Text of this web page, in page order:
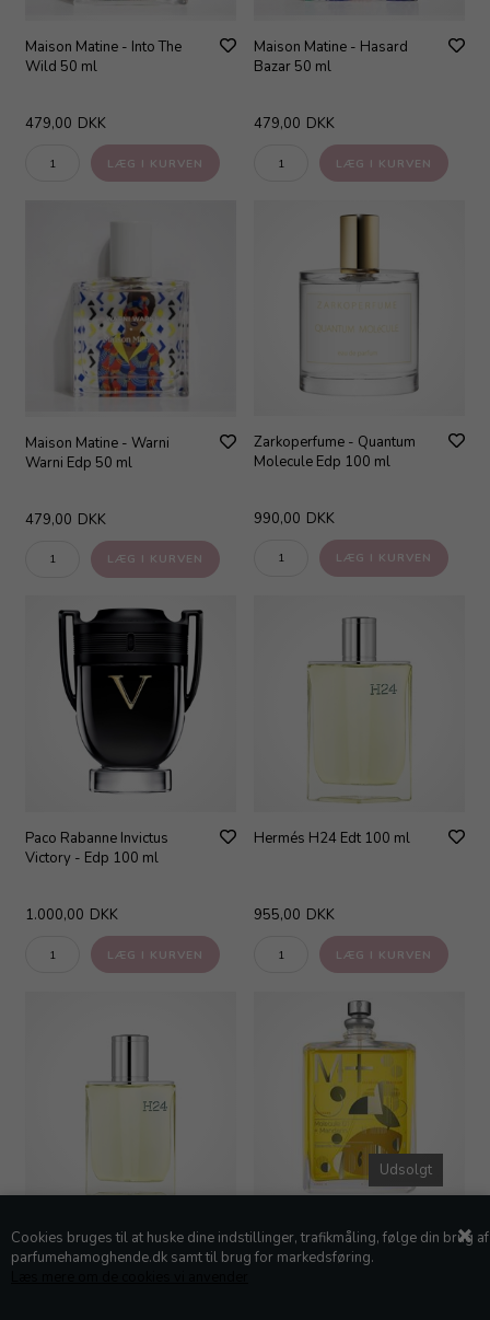
Cookies bruges til at huske dine indstillinger, trafikmåling, følge din brug af
parfumehamoghende.dk samt til brug for markedsføring.
Maison Matine - Into The
Wild 50 ml
479,00 DKK
Maison Matine - Hasard
Bazar 50 ml
479,00 DKK
Maison Matine - Warni
Warni Edp 50 ml
479,00 DKK
Zarkoperfume - Quantum
Molecule Edp 100 ml
990,00 DKK
Paco Rabanne Invictus
Victory - Edp 100 ml
1.000,00 DKK
Hermés H24 Edt 100 ml
955,00 DKK
Hermés H24 Edt 50 ml
Udsolgt
Escentric Molecule -
Molecule 01 + Mandarin Edt 100